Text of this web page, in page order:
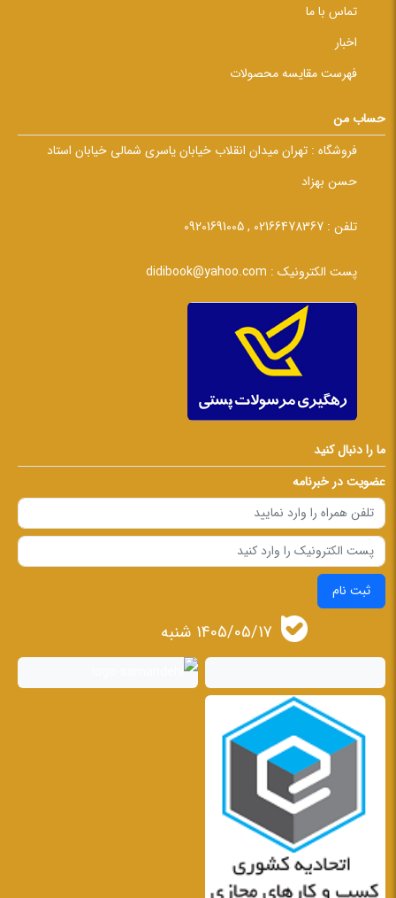
تماس با ما
اخبار
فهرست مقایسه محصولات
حساب من
فروشگاه : تهران میدان انقلاب خیابان یاسری شمالی خیابان استاد
حسن بهزاد
تلفن : 02166478367 , 09201691005
پست الکترونیک : didibook@yahoo.com
ما را دنبال کنید
عضویت در خبرنامه
ثبت نام
1405/05/17 شنبه